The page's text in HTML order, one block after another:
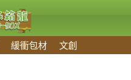
緩衝包材 文創